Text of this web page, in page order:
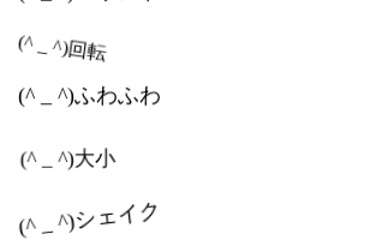
(^ _ ^)回転
(^ _ ^)ふわふわ
(^ _ ^)大小
(^ _ ^)シェイク